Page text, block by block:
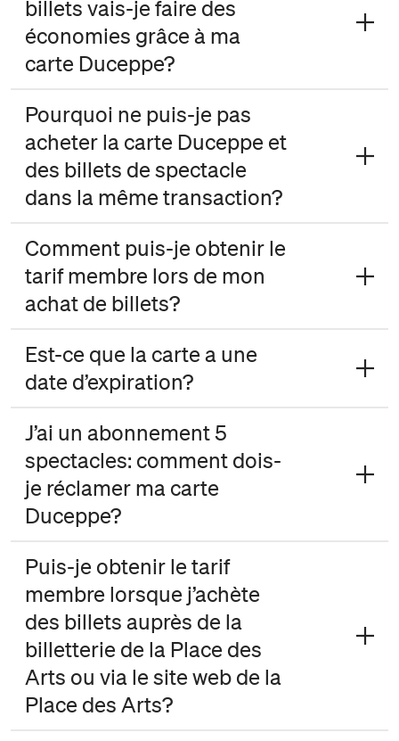
billets vais-je faire des
économies grâce à ma
carte Duceppe?
Pourquoi ne puis-je pas
acheter la carte Duceppe et
des billets de spectacle
dans la même transaction?
Comment puis-je obtenir le
tarif membre lors de mon
achat de billets?
Est-ce que la carte a une
date d’expiration?
J’ai un abonnement 5
spectacles: comment dois-
je réclamer ma carte
Duceppe?
Puis-je obtenir le tarif
membre lorsque j’achète
des billets auprès de la
billetterie de la Place des
Arts ou via le site web de la
Place des Arts?